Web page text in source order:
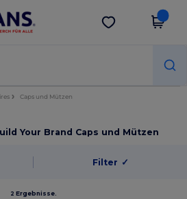
der App!
App holen
Caps und Mützen
Your Brand Caps und Mützen
Filter ✓
2 Ergebnisse.